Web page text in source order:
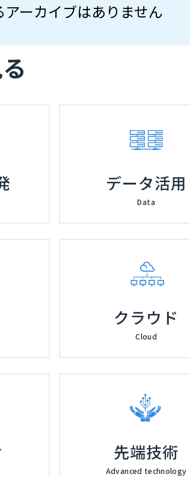
アーカイブはありません
データ活用
Data
クラウド
Cloud
先端技術
Advanced technology